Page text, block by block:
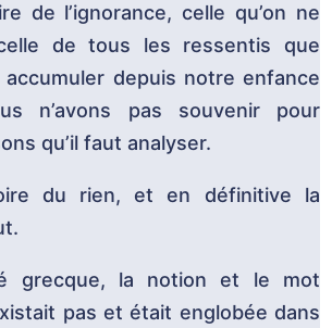
de l’ignorance, celle qu’on ne
de tous les ressentis que
depuis notre enfance
n’avons pas souvenir pour
qu’il faut analyser.
du rien, et en définitive la
grecque, la notion et le mot
pas et était englobée dans